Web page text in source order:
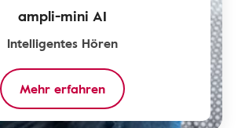
ampli-mini AI
Intelligentes Hören
Mehr erfahren